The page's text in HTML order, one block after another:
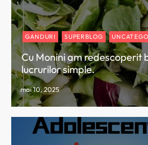
GANDURI SUPERBLOG
Cu Monini am redescoperit
lucrurilor simple.